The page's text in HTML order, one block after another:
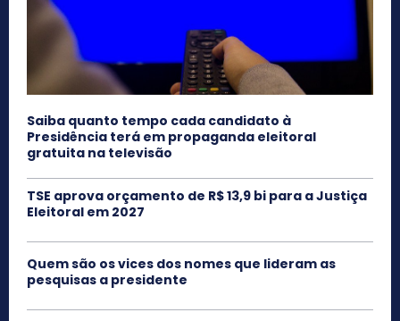
Saiba quanto tempo cada candidato à
Presidência terá em propaganda eleitoral
gratuita na televisão
TSE aprova orçamento de R$ 13,9 bi para a Justiça
Eleitoral em 2027
Quem são os vices dos nomes que lideram as
pesquisas a presidente